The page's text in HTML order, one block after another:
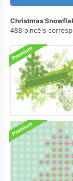
Christmas
488 pincéis